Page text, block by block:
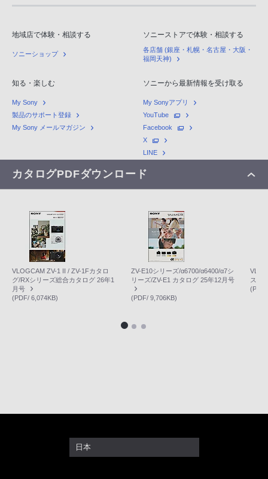
地域店で体験・相談する
ソニーショップ
ソニーストアで体験・相談する
各店舗 (銀座・札幌・名古屋・大阪・
福岡天神)
知る・楽しむ
My Sony
製品のサポート登録
My Sony メールマガジン
ソニーから最新情報を受け取る
My Sonyアプリ
YouTube
Facebook
X
LINE
カタログPDFダウンロード
VLOGCAM ZV-1 II / ZV-1Fカタロ
グ/RXシリーズ総合カタログ 26年1
月号
(PDF/ 6,074KB)
ZV-E10シリーズ/α6700/α6400/α7シ
リーズ/ZV-E1 カタログ 25年12月号
(PDF/ 9,706KB)
ス
日本